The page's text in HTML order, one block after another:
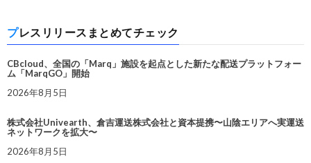
プレスリリースまとめてチェック
CBcloud、全国の「Marq」施設を起点とした新たな配送プラットフォー
ム「MarqGO」開始
2026年8月5日
株式会社Univearth、倉吉運送株式会社と資本提携〜山陰エリアへ実運送
ネットワークを拡大〜
2026年8月5日